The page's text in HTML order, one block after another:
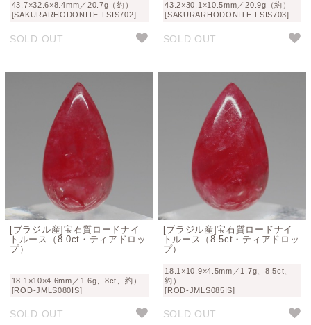
43.7×32.6×8.4mm／20.7g（約）
[SAKURARHODONITE-LSIS702]
SOLD OUT
43.2×30.1×10.5mm／20.9g（約）
[SAKURARHODONITE-LSIS703]
SOLD OUT
[ブラジル産]宝石質ロードナイ
トルース（8.0ct・ティアドロッ
プ）
18.1×10×4.6mm／1.6g、8ct、約）
[ROD-JMLS080IS]
SOLD OUT
[ブラジル産]宝石質ロードナイ
トルース（8.5ct・ティアドロッ
プ）
18.1×10.9×4.5mm／1.7g、8.5ct、
約）
[ROD-JMLS085IS]
SOLD OUT